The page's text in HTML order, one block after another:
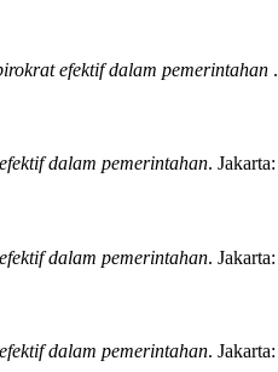
efektif dalam pemerintahan .
dalam pemerintahan. Jakarta:
dalam pemerintahan. Jakarta:
dalam pemerintahan. Jakarta: